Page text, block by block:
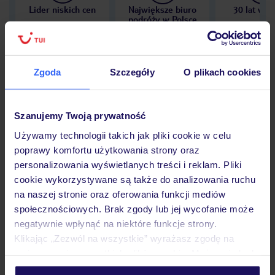
Zgoda Szczegóły O plikach cookies
Szanujemy Twoją prywatność
Używamy technologii takich jak pliki cookie w celu
poprawy komfortu użytkowania strony oraz
personalizowania wyświetlanych treści i reklam. Pliki
cookie wykorzystywane są także do analizowania ruchu
na naszej stronie oraz oferowania funkcji mediów
społecznościowych. Brak zgody lub jej wycofanie może
negatywnie wpłynąć na niektóre funkcje strony.
Klikając „Zezwól na wszystkie” wyrażasz zgodę na
personalizować swój wybór wchodząc w zakładkę
Lider niskich cen
Największe biuro
podróży w Polsce
30 lat w
Opinie
Pokoje
Wyżywienie